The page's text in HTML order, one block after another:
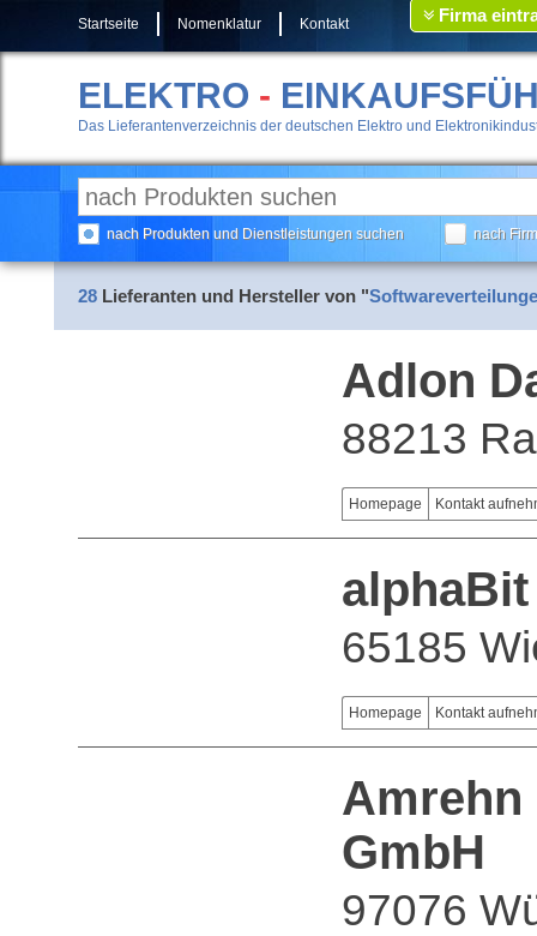
Startseite Nomenklatur Kontakt Firma
ELEKTRO -
Das Lieferantenverzeichnis der deutschen Elektro und
nach Produkten und Dienstleistungen suchen nach
28 Lieferanten und Hersteller von "
Adlon
88213
Homepage Kontakt
65185
Homepage Kontakt
Amrehn
GmbH
97076